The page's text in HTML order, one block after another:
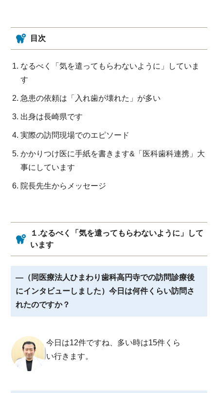
目次
なるべく「気を遣ってもらわないように」していま
す
急患の依頼は「入れ歯が壊れた」が多い
出身は長崎県です
実際の訪問現場でのエピソード
かかりつけ医に手紙を書きます&「医科歯科連携」大
事にしています
院長先生からメッセージ
１.なるべく「気を遣ってもらわないように」して
います
―（同医療法人ひまわり歯科高円寺での訪問診療後
にインタビューしました）今日は何件くらい訪問さ
れたのですか？
今日は12件ですね、多い時は15件くら
い行きます。